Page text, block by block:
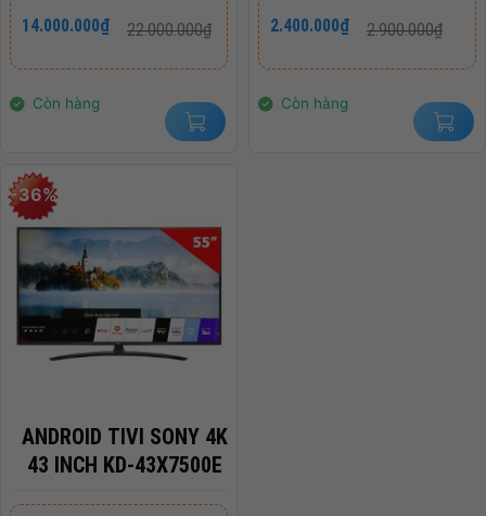
22.000.000₫
gốc
22.000.000₫.
14.000.000₫
hiện
là:
Còn hàng
2.900.000₫
gốc
2.900.000₫.
2.400.000₫
hiện
là:
Còn hàng
-36%
ANDROID TIVI SONY 4K
43 INCH KD-43X7500E